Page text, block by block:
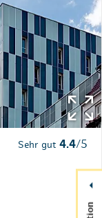
Sehr gut4.4/5